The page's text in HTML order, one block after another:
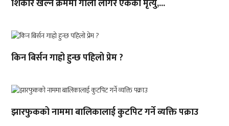
शिकार खेल्ने क्रममा गोली लागेर एकको मृत्यु,...
किन बिर्सन गाह्रो हुन्छ पहिलो प्रेम ?
झारफुकको नाममा बालिकालाई कुटपिट गर्ने व्यक्ति पक्राउ